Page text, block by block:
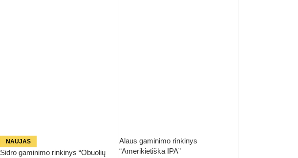
NAUJAS
Sidro gaminimo rinkinys “Obuolių
Alaus gaminimo rinkinys
“Amerikietiška IPA”